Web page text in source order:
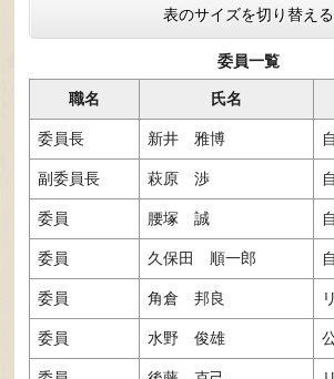
表のサイズを切り替える
委員一覧
職名 氏名
委員長 新井 雅博
副委員長 萩原 渉
委員 腰塚 誠
委員 久保田 順一郎
委員 角倉 邦良
委員 水野 俊雄